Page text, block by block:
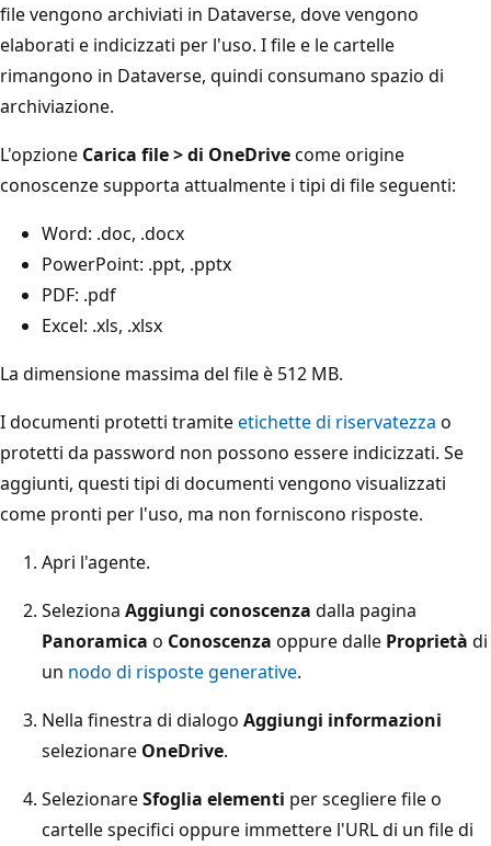
file vengono archiviati in Dataverse, dove vengono
elaborati e indicizzati per l'uso. I file e le cartelle
rimangono in Dataverse, quindi consumano spazio di
archiviazione.
L'opzione Carica file > di OneDrivecome origine
conoscenze supporta attualmente i tipi di file seguenti:
Word: .doc, .docx
PowerPoint: .ppt, .pptx
PDF: .pdf
Excel: .xls, .xlsx
La dimensione massima del file è 512 MB.
I documenti protetti tramiteetichette di riservatezza o
protetti da password non possono essere indicizzati. Se
aggiunti, questi tipi di documenti vengono visualizzati
come pronti per l'uso, ma non forniscono risposte.
Apri l'agente.
Seleziona Aggiungi conoscenza dalla pagina
Panoramica o Conoscenza oppure dalle Proprietà di
un nodo di risposte generative.
Nella finestra di dialogo Aggiungi informazioni
selezionare OneDrive.
SelezionareSfoglia elementi per scegliere file o
cartelle specifici oppure immettere l'URL di un file di